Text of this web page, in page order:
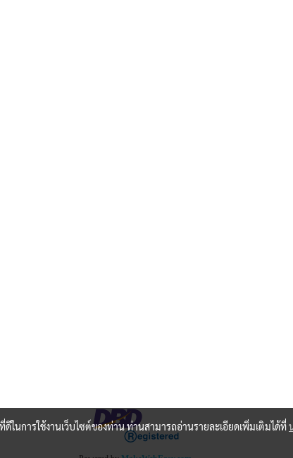
นการใช้งานเว็บไซต์ของท่าน ท่านสามารถอ่านรายละเอียดเพิ่มเติมได้ที่